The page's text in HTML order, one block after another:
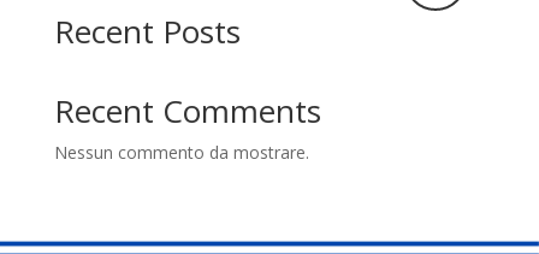
Le borse di
studio
Sostenitori
Recent Posts
Recent Comments
Nessun commento da mostrare.